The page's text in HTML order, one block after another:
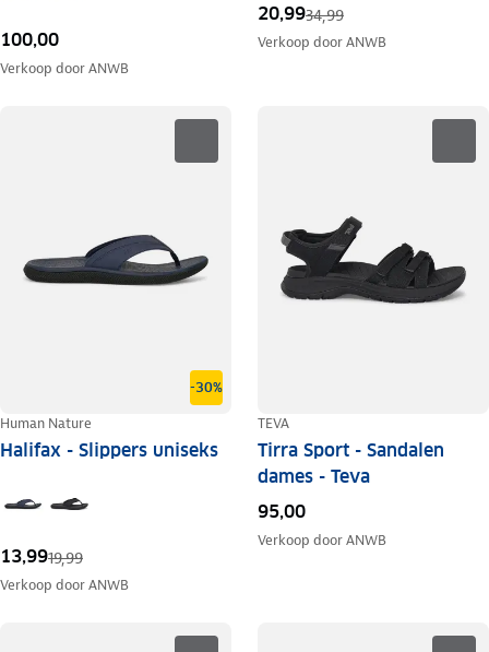
100,00
Verkoop doorANWB
20,9934,99
Verkoop doorANWB
-30%
Human Nature
Halifax - Slippers uniseks
13,9919,99
Verkoop doorANWB
TEVA
Tirra Sport - Sandalen
dames - Teva
95,00
Verkoop doorANWB